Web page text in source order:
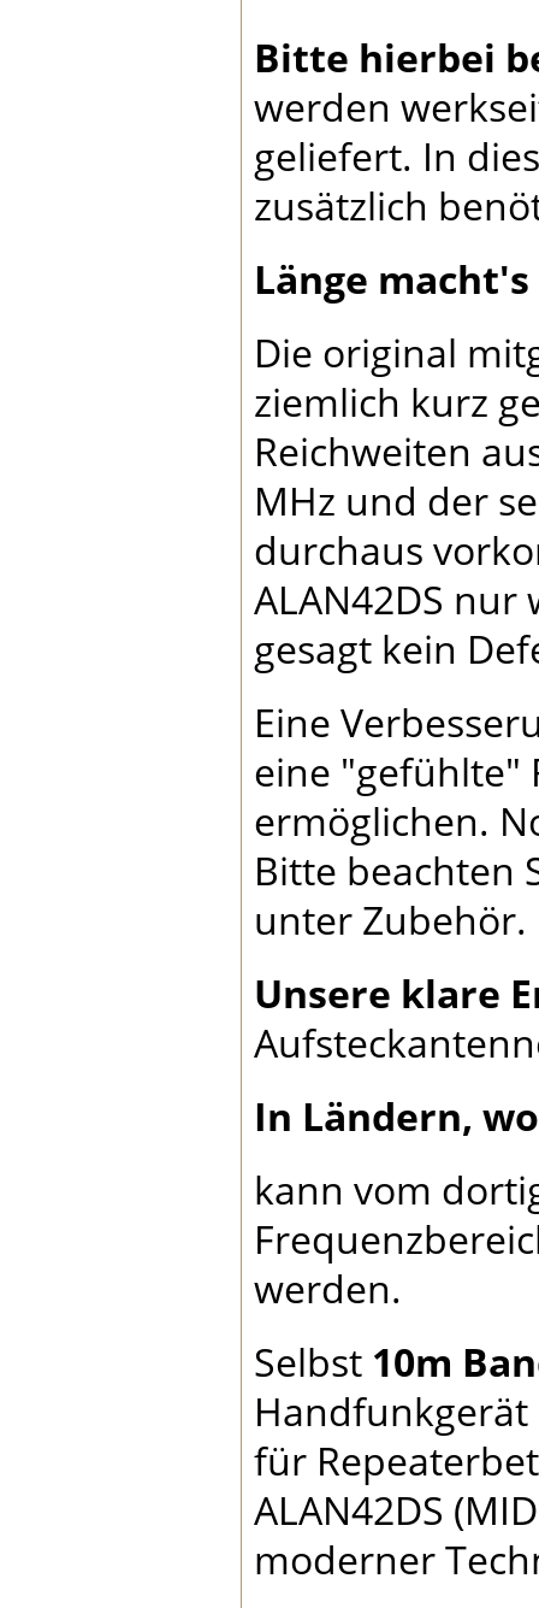
Bitte hierbei
werden
geliefert. In
zusätzlich
Länge
Die original
ziemlich kurz
Reichweiten
MHz und der
durchaus
ALAN42DS
gesagt kein
Eine
eine "gefühlte"
ermöglichen.
Bitte beachten
unter Zubehör.
Unsere klare
In Ländern,
kann vom
werden.
Selbst 10m
für
ALAN42DS
moderner